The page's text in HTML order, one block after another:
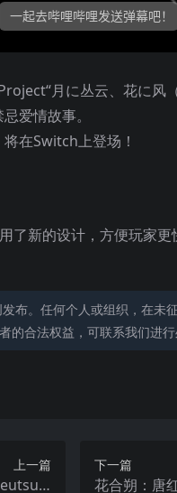
月に丛云、花に
爱情故事。
在Switch上登场！
了新的设计，方便玩家更
布。任何个人或组织，在未
合法权益，可联系我们进行
上一篇 下一篇
花合朔：唐